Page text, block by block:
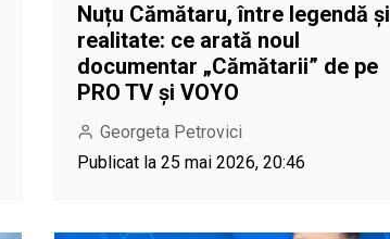
Nuțu Cămătaru, între legendă și
realitate: ce arată noul
documentar „Cămătarii” de pe
PRO TV și VOYO
Georgeta Petrovici
Publicat la 25 mai 2026, 20:46